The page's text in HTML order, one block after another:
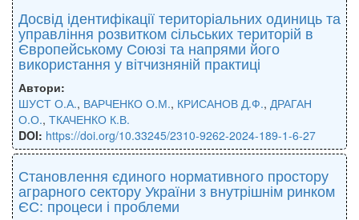
Досвід ідентифікації територіальних одиниць та
управління розвитком сільських територій в
Європейському Союзі та напрями його
використання у вітчизняній практиці
Автори:
ШУСТ О.А., ВАРЧЕНКО О.М., КРИСАНОВ Д.Ф., ДРАГАН
О.О., ТКАЧЕНКО К.В.
DOI: https://doi.org/10.33245/2310-9262-2024-189-1-6-27
Становлення єдиного нормативного простору
аграрного сектору України з внутрішнім ринком
ЄС: процеси і проблеми